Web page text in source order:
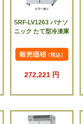
SRF-LV1263 パナソ
ニック たて型冷凍庫
272,221 円